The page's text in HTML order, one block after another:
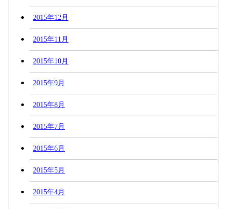
2015年12月
2015年11月
2015年10月
2015年9月
2015年8月
2015年7月
2015年6月
2015年5月
2015年4月